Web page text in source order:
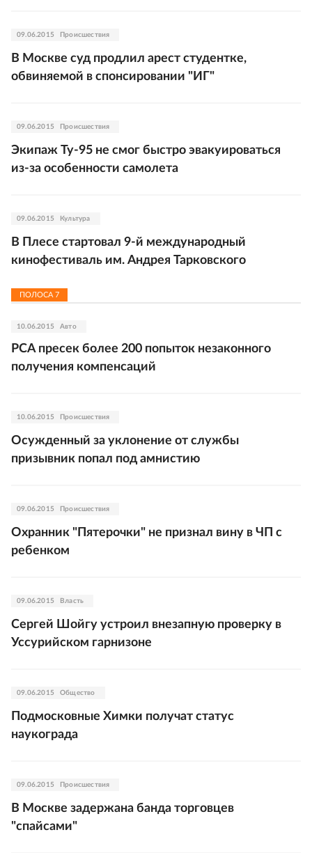
09.06.2015 Происшествия
В Москве суд продлил арест студентке,
обвиняемой в спонсировании "ИГ"
09.06.2015 Происшествия
Экипаж Ту-95 не смог быстро эвакуироваться
из-за особенности самолета
09.06.2015 Культура
В Плесе стартовал 9-й международный
кинофестиваль им. Андрея Тарковского
ПОЛОСА 7
10.06.2015 Авто
РСА пресек более 200 попыток незаконного
получения компенсаций
10.06.2015 Происшествия
Осужденный за уклонение от службы
призывник попал под амнистию
09.06.2015 Происшествия
Охранник "Пятерочки" не признал вину в ЧП с
ребенком
09.06.2015 Власть
Сергей Шойгу устроил внезапную проверку в
Уссурийском гарнизоне
09.06.2015 Общество
Подмосковные Химки получат статус
наукограда
09.06.2015 Происшествия
В Москве задержана банда торговцев
"спайсами"